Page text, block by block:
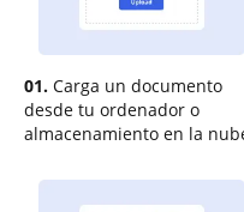
01. Carga un documento
desde tu ordenador o
almacenamiento en la